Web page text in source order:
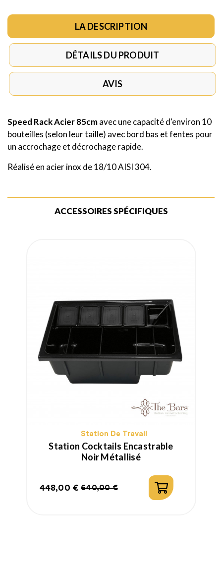
LA DESCRIPTION
DÉTAILS DU PRODUIT
AVIS
Speed Rack Acier 85cmavec une capacité d'environ 10
bouteilles (selon leur taille) avec bord bas et fentes pour
un accrochage et décrochage rapide.
Réalisé en acier inox de 18/10 AISI 304.
ACCESSOIRES SPÉCIFIQUES
Station De Travail
Station Cocktails Encastrable
Noir Métallisé
448,00 € 640,00 €